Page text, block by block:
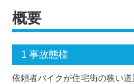
概要
1 事故態様
依頼者バイクが住宅街の狭い